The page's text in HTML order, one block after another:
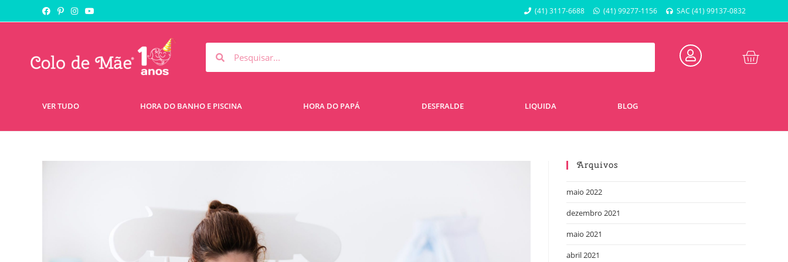
(41) 3117-6688 (41) 99277-1156 SAC (41) 99137-0832
VER TUDO HORA DO BANHO E PISCINA HORA DO PAPÁ DESFRALDE LIQUIDA BLOG
Arquivos
maio 2022
dezembro 2021
maio 2021
abril 2021